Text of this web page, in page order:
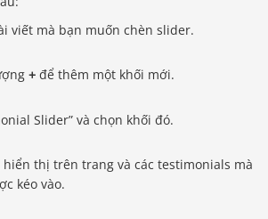
viết mà bạn muốn chèn slider.
+ để thêm một khối mới.
Slider” và chọn khối đó.
thị trên trang và các testimonials mà
kéo vào.